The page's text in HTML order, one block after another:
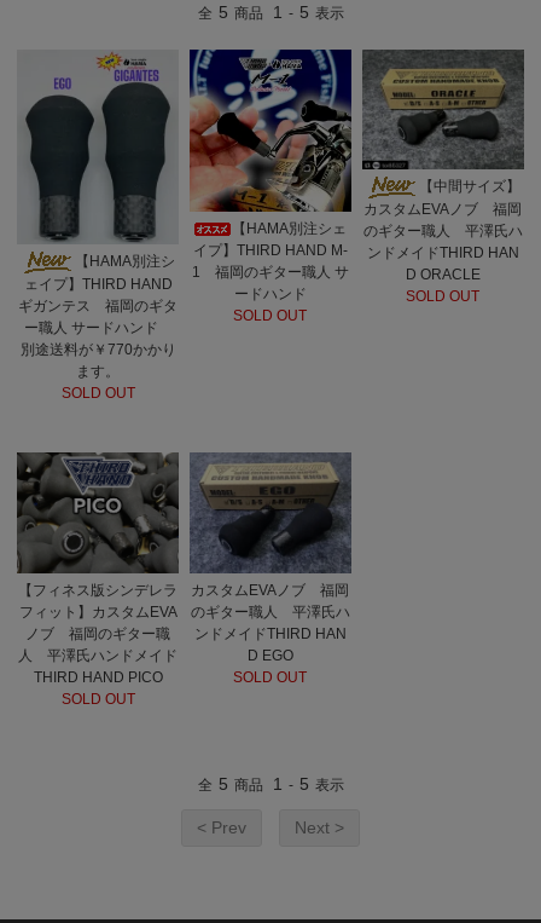
全 5 商品 1 - 5 表示
【HAMA別注シ
ェイプ】THIRD HAND
ギガンテス 福岡のギタ
ー職人 サードハンド
別途送料が￥770かかり
ます。
SOLD OUT
【HAMA別注シェ
イプ】THIRD HAND M-
1 福岡のギター職人 サ
ードハンド
SOLD OUT
【中間サイズ】
カスタムEVAノブ 福岡
のギター職人 平澤氏ハ
ンドメイドTHIRD HAN
D ORACLE
SOLD OUT
【フィネス版シンデレラ
フィット】カスタムEVA
ノブ 福岡のギター職
人 平澤氏ハンドメイド
THIRD HAND PICO
SOLD OUT
カスタムEVAノブ 福岡
のギター職人 平澤氏ハ
ンドメイドTHIRD HAN
D EGO
SOLD OUT
全 5 商品 1 - 5 表示
< Prev Next >